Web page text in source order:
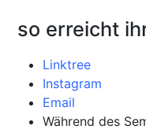
so erreicht
Linktree
Instagram
Email
Während des